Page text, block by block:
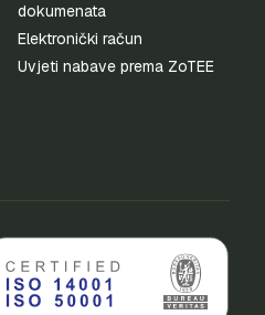
dokumenata
Elektronički račun
Uvjeti nabave prema ZoTEE